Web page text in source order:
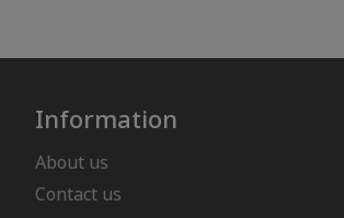
Information
About us
Contact us